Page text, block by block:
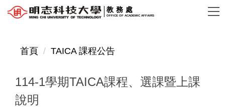
跳
教務處
OFFICE OF ACADEMIC AFFAIRS
首頁 TAICA 課程公告
114-1學期TAICA課程、選課暨上課
說明